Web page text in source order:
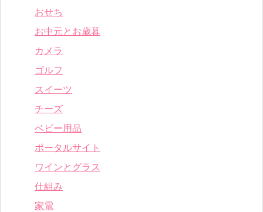
おせち
お中元とお歳暮
カメラ
ゴルフ
スイーツ
チーズ
ベビー用品
ポータルサイト
ワインとグラス
仕組み
家電